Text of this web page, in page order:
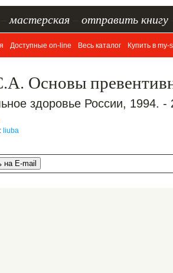
мастерская отправить книгу
Доступные on-line Весь каталог Купить в my-
Основы
здоровье России, 1994. -
liuba